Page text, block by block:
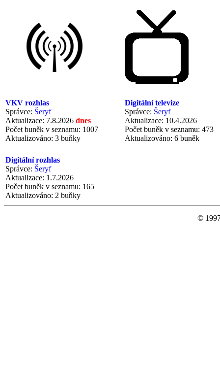
VKV rozhlas
Správce: Šeryf
Aktualizace: 7.8.2026 dnes
Počet buněk v seznamu: 1007
Aktualizováno: 3 buňky
Digitální televize
Správce: Šeryf
Aktualizace: 10.4.2026
Počet buněk v seznamu: 473
Aktualizováno: 6 buněk
Digitální rozhlas
Správce: Šeryf
Aktualizace: 1.7.2026
Počet buněk v seznamu: 165
Aktualizováno: 2 buňky
©